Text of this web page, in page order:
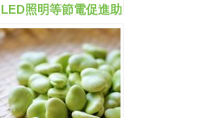
LED照明等節電促進助
成金の申請サポートは
こちら！